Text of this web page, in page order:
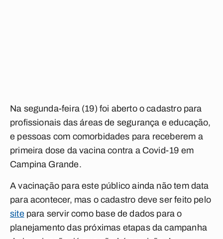
Na segunda-feira (19) foi aberto o cadastro para
profissionais das áreas de segurança e educação,
e pessoas com comorbidades para receberem a
primeira dose da vacina contra a Covid-19 em
Campina Grande.
A vacinação para este público ainda não tem data
para acontecer, mas o cadastro deve ser feito pelo
sitepara servir como base de dados para o
planejamento das próximas etapas da campanha